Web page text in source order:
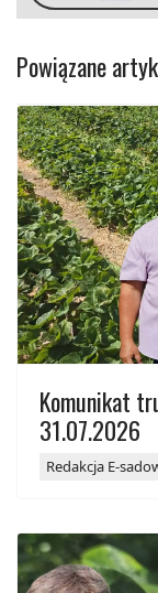
Powiązane
Komunikat
31.07.2026
Redakcja E-